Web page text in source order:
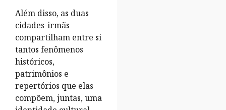
Além disso, as duas
cidades-irmãs
compartilham entre si
tantos fenômenos
históricos,
patrimônios e
repertórios que elas
compõem, juntas, uma